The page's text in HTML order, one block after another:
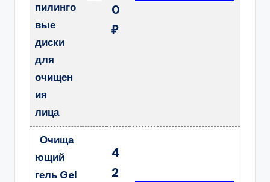
пилинго
вые
диски
для
очищен
ия
лица
0
₽
Очища
ющий
гель Gel
4
2